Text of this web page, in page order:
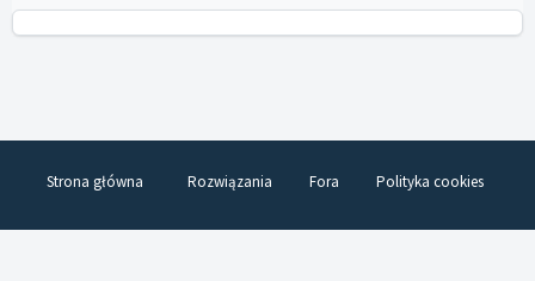
Strona główna Rozwiązania Fora Polityka cookies